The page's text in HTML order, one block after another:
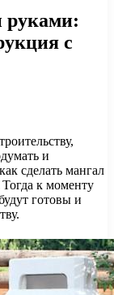
руками:
с
и
сделать мангал
к моменту
готовы и